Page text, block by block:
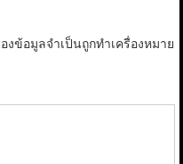
งข้อมูลจำเป็นถูกทำเครื่องหมาย